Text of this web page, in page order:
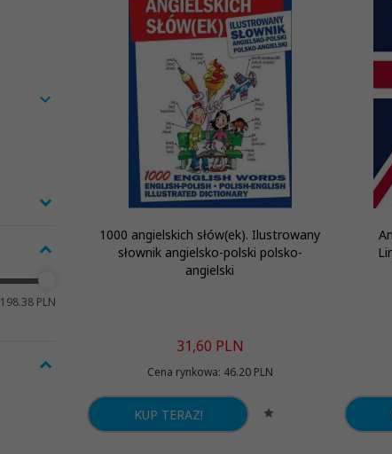
198.38 PLN
1000 angielskich słów(ek). Ilustrowany
słownik angielsko-polski polsko-
angielski
31,60 PLN
Cena rynkowa: 46.20 PLN
KUP TERAZ!